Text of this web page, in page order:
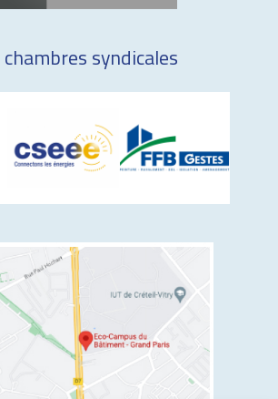
chambres syndicales